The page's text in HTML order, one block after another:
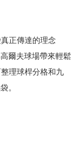
爾夫球場帶來輕鬆
理球桿分格和九
。